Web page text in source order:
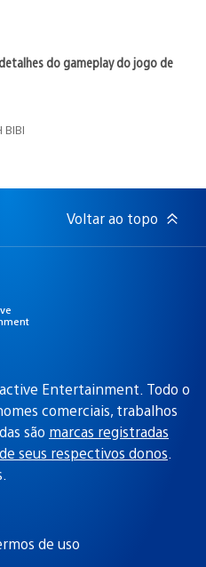
do gameplay do jogo de
Voltar ao topo
Entertainment. Todo o
comerciais, trabalhos
são marcas registradas
seus respectivos donos.
de uso